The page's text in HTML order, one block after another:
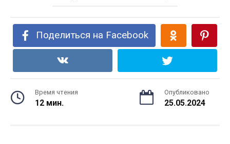
Поделиться на Facebook
Время чтения
12 мин.
Опубликовано
25.05.2024